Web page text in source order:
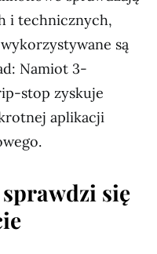
i technicznych,
są
Namiot 3-
stop zyskuje
aplikacji
się